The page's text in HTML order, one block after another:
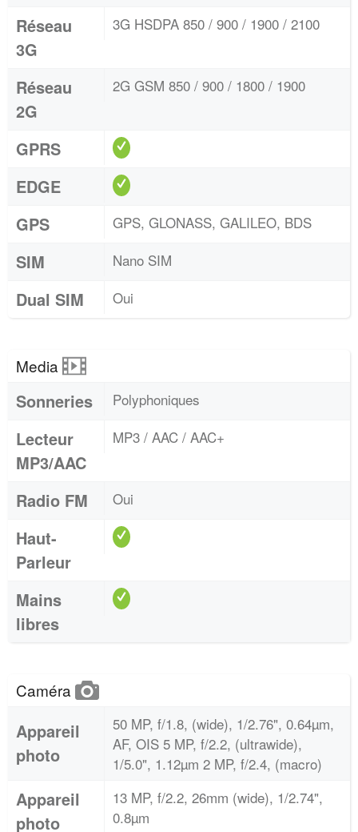
Réseau
3G
3G HSDPA 850 / 900 / 1900 / 2100
Réseau
2G
2G GSM 850 / 900 / 1800 / 1900
GPRS
EDGE
GPS
GPS, GLONASS, GALILEO, BDS
SIM Nano SIM
Dual SIM Oui
Media
Sonneries Polyphoniques
Lecteur
MP3/AAC
MP3 / AAC / AAC+
Radio FM Oui
Haut-
Parleur
Mains
libres
Caméra
Appareil
photo
50 MP, f/1.8, (wide), 1/2.76", 0.64µm,
AF, OIS 5 MP, f/2.2, (ultrawide),
1/5.0", 1.12µm 2 MP, f/2.4, (macro)
Appareil
photo
13 MP, f/2.2, 26mm (wide), 1/2.74",
0.8µm